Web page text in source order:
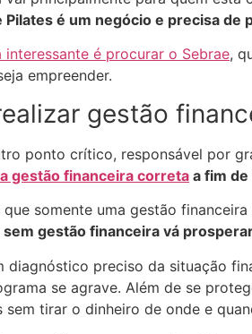
Pilates é um negócio e precisa de
interessante é procurar o Sebrae,
empreender.
gestão
ponto crítico, responsável por
gestão financeira correta a fim
que somente uma gestão
gestão financeira vá
diagnóstico preciso da situação
se agrave. Além de se
sem tirar o dinheiro de onde e